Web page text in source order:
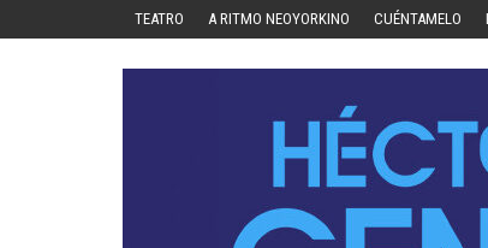
TEATRO A RITMO NEOYORKINO CUÉNTAMELO